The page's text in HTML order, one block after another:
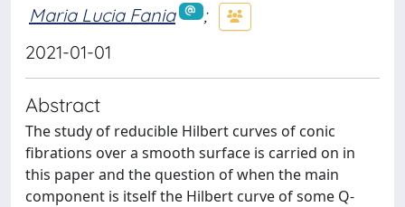
Maria Lucia Fania
;
2021-01-01
Abstract
The study of reducible Hilbert curves of conic
fibrations over a smooth surface is carried on in
this paper and the question of when the main
component is itself the Hilbert curve of some Q-